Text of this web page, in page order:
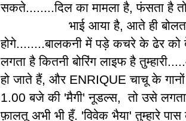
सकते........दिल का मामला है, फंसता है तो
भाई आया है, आते ही बोलता है,
होगे........बालकनी में पड़े कचरे के ढेर
लगता है कितनी बोरिंग लाइफ है
हो जाते हैं, और ENRIQUE चाचू के
1.00 बजे की 'मैगी' नूडल्स, तो उसे
फ़ालतू अभी भी हूँ. 'विवेक भैया' तुम्हारे